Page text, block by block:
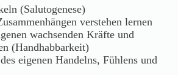
(Salutogenese)
verstehen lernen
wachsenden Kräfte und
(Handhabbarkeit)
eigenen Handelns, Fühlens und